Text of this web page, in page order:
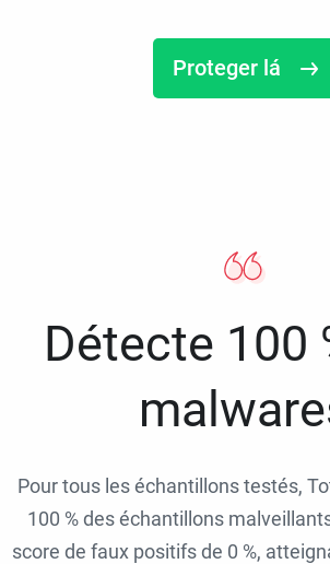
Proteger lá
Détecte 100
Pour tous les échantillons testés,
100 % des échantillons
score de faux positifs de 0 %,